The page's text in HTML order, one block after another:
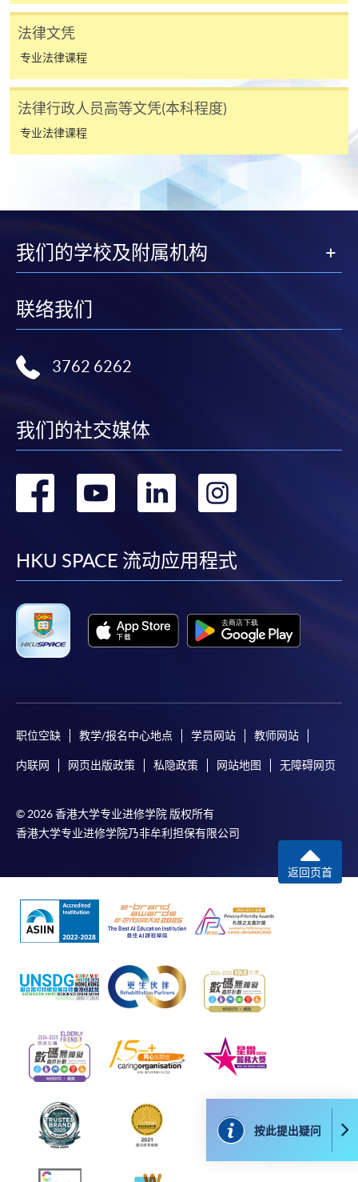
证明文件；
或可将上述文件一并寄交各报名中心，信封上请注明
「报读课程」，惟学院对邮递失误而遗失的支票及个
人资料概不负责。
Mastercard（包括「香港大学专业进修学院
Mastercard卡」）缴付学费。香港大学专业进修学院
Mastercard卡持有人，如报读课程满港币2,000元，可
信用卡持有人。详情请向学院报名中心职员查询。
大部份公开招生的课程（以先到先得形式报名）及个
别学历颁授课程提供网上报名/注册服务，申请人可在
Mastercard缴付有关课程的报名费或学费。除上述支
（Online Alipay）或转数快（FPS）缴付学费，详情请
参阅报名办法 -网上报名服务。
注意事项:
如报读课程将在五个工作天内开课，为免邮递延误报
名程序，建议申请人亲身到学院报名中心报名，并避
除由学院裁定的特殊情况（例如课程因报名人数不足
而取消）之外，一切已缴费用概不退还。如获学院批
到支付款项时使用的信用卡户口。
外收费，详情请联络有关学科职员。
其他课程，惟学院对特殊情况，可酌情处理。转读申
请一经批准，学员须缴付港币120元手续费。
学院对邮递失误而遗失的支票或本票、付款收据或个
若学员有意申请付款证明书，请把填妥之申请表、贴
上足够邮资的回邮信封、连同划线支票交回本学院。
港大学专业进修学院」。
法律文凭
专业法律课程
法律行政人员高等文凭(本科程度)
专业法律课程
按此提出疑问
折
我们的学校及附属机构
联络我们
3762 6262
我们的社交媒体
转
facebook
转
youtube
转
linkedin
转
HKU SPACE 流动应用程式
职位空缺 教学/报名中心地点 学员网站 教师网站
内联网 网页出版政策 私隐政策 网站地图 无障碍网页
© 2026 香港大学专业进修学院 版权所有
香港大学专业进修学院乃非牟利担保有限公司
返回页首